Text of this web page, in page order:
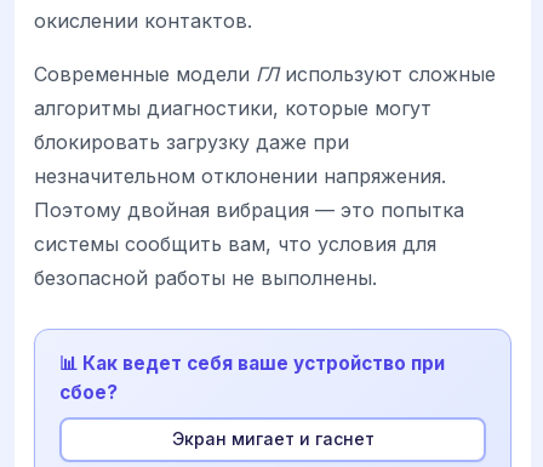
окислении контактов.
Современные модели ГЛиспользуют сложные
алгоритмы диагностики, которые могут
блокировать загрузку даже при
незначительном отклонении напряжения.
Поэтому двойная вибрация — это попытка
системы сообщить вам, что условия для
безопасной работы не выполнены.
📊 Как ведет себя ваше устройство при
сбое?
Экран мигает и гаснет